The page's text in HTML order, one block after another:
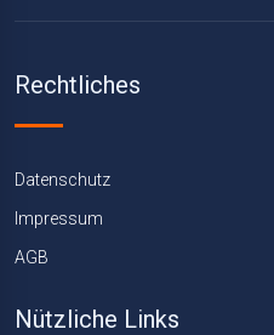
Rechtliches
Datenschutz
Impressum
AGB
Nützliche Links